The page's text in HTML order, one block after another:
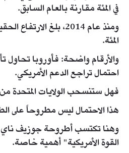
في المئة مقارنة بالعام السابق.
المئة.
والأرقام واضحة: فأوروبا تحاول
احتمال تراجع الدعم الأمريكي.
فهل ستنسحب الولايات المتحدة من
هذا الاحتمال ليس مطروحاً على
وهنا تكتسب أطروحة جوزيف ناي
القوة الأمريكية" أهمية خاصة.